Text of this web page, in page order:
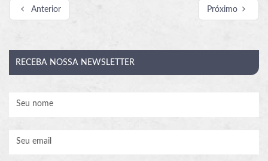
Anterior Próximo
RECEBA NOSSA NEWSLETTER